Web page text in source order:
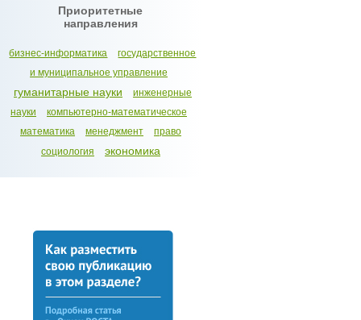
Приоритетные
направления
бизнес-информатика
государственное
и муниципальное управление
гуманитарные науки
инженерные
науки
компьютерно-математическое
математика
менеджмент
право
социология
экономика